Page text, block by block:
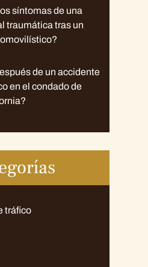
síntomas de una
traumática tras un
de un accidente
en el condado de
tráfico